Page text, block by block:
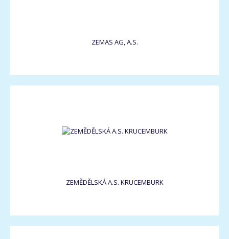
ZEMAS AG, A.S.
ZEMĚDĚLSKÁ A.S. KRUCEMBURK